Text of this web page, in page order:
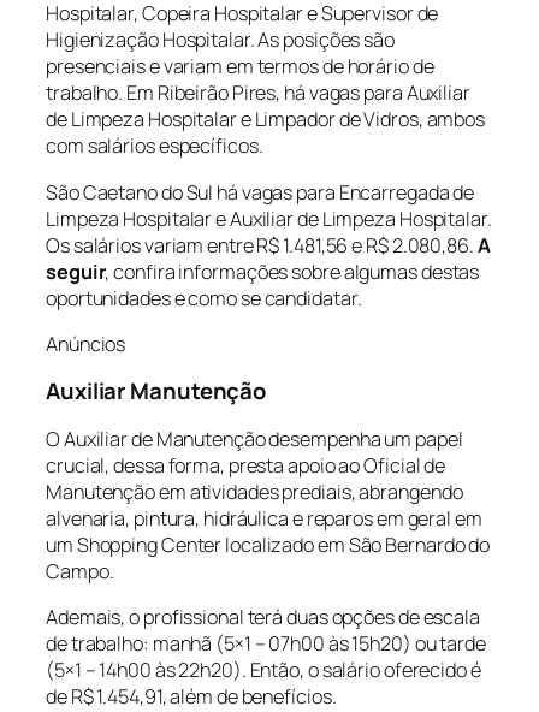
Hospitalar, Copeira Hospitalar e Supervisor de
Higienização Hospitalar. As posições são
presenciais e variam em termos de horário de
trabalho. Em Ribeirão Pires, há vagas para Auxiliar
de Limpeza Hospitalar e Limpador de Vidros, ambos
com salários específicos.
São Caetano do Sul há vagas para Encarregada de
Limpeza Hospitalar e Auxiliar de Limpeza Hospitalar.
Os salários variam entre R$ 1.481,56 e R$ 2.080,86.A
seguir, confira informações sobre algumas destas
oportunidades e como se candidatar.
Anúncios
Auxiliar Manutenção
O Auxiliar de Manutenção desempenha um papel
crucial, dessa forma, presta apoio ao Oficial de
Manutenção em atividades prediais, abrangendo
alvenaria, pintura, hidráulica e reparos em geral em
um Shopping Center localizado em São Bernardo do
Campo.
Ademais, o profissional terá duas opções de escala
de trabalho: manhã (5×1 – 07h00 às 15h20) ou tarde
(5×1 – 14h00 às 22h20). Então, o salário oferecido é
de R$ 1.454,91, além de benefícios.